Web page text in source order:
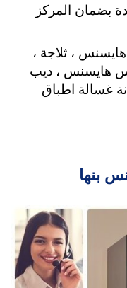
بضمان المركز
، ثلاجة ،
هايسنس ، ديب
غسالة اطباق
بنها